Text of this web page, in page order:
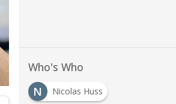
Who's Who
N
Nicolas Huss